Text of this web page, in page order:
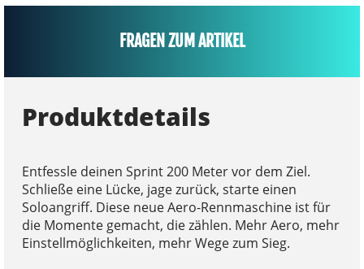
FRAGEN ZUM ARTIKEL
Produktdetails
Entfessle deinen Sprint 200 Meter vor dem Ziel.
Schließe eine Lücke, jage zurück, starte einen
Soloangriff. Diese neue Aero-Rennmaschine ist für
die Momente gemacht, die zählen. Mehr Aero, mehr
Einstellmöglichkeiten, mehr Wege zum Sieg.